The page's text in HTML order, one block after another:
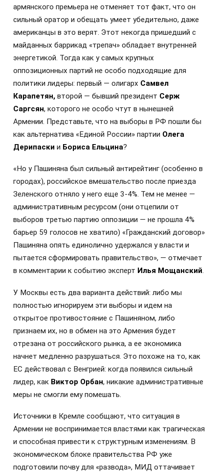
армянского премьера не отменяет тот факт, что он
сильный оратор и обещать умеет убедительно, даже
американцы в это верят. Этот некогда пришедший с
майданных баррикад «трепач» обладает внутренней
энергетикой. Тогда как у самых крупных
оппозиционных партий не особо подходящие для
политики лидеры: первый — олигарх Самвел
Карапетян, второй — бывший президент Серж
Саргсян, которого не особо чтут в нынешней
Армении. Представьте, что на выборы в РФ пошли бы
как альтернатива «Единой России» партии Олега
Дерипаски и Бориса Ельцина?
«Но у Пашиняна был сильный антирейтинг (особенно в
городах), российское вмешательство после приезда
Зеленского отняло у него еще 3-4%. Тем не менее —
административным ресурсом (они отцепили от
выборов третью партию оппозиции — не прошла 4%
барьер 59 голосов не хватило) «Гражданский договор»
Пашиняна опять единолично удержался у власти и
пытается сформировать правительство», — отмечает
в комментарии к событию эксперт Илья Мощанский.
У Москвы есть два варианта действий: либо мы
полностью игнорируем эти выборы и идем на
открытое противостояние с Пашиняном, либо
признаем их, но в обмен на это Армения будет
отрезана от российского рынка, а ее экономика
начнет медленно разрушаться. Это похоже на то, как
ЕС действовал с Венгрией: когда появился сильный
лидер, как Виктор Орбан, никакие административные
меры не смогли ему помешать.
Источники в Кремле сообщают, что ситуация в
Армении не воспринимается властями как трагическая
и способная привести к структурным изменениям. В
экономическом блоке правительства РФ уже
подготовили почву для «развода», МИД оттачивает